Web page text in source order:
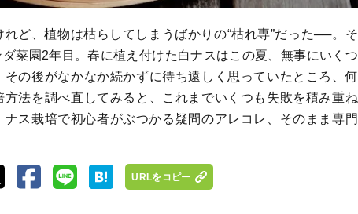
ど、植物は枯らしてしまうばかりの“枯れ専”だった──。そ
菜園2年目。春に植え付けた白ナスはこの夏、無事にいくつ
の後がなかなか続かずに待ち遠しく思っていたところ、何
法を調べ直してみると、これまでいくつも失敗を積み重ね
ス栽培で初心者がぶつかる疑問のアレコレ、そのまま専門
URLをコピー